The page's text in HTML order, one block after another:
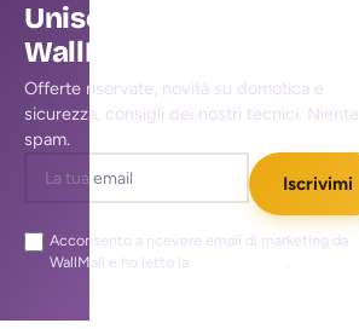
Unisciti alla community
WallMall
Offerte riservate, novità su domotica e
sicurezza, consigli dei nostri tecnici. Niente
spam.
Iscrivimi
Acconsento a ricevere email di marketing da
WallMall e ho letto la
.